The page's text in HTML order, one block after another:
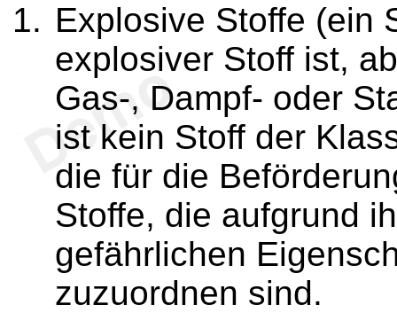
Explosive Stoffe (ein
explosiver Stoff ist,
Gas-, Dampf- oder
ist kein Stoff der
die für die
Stoffe, die aufgrund
gefährlichen
zuzuordnen sind.